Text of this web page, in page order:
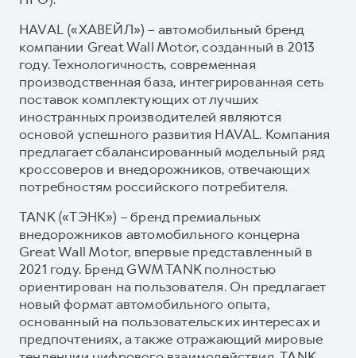
HAVAL («ХАВЕЙЛ») – автомобильный бренд
компании Great Wall Motor, созданный в 2013
году. Технологичность, современная
производственная база, интегрированная сеть
поставок комплектующих от лучших
иностранных производителей являются
основой успешного развития HAVAL. Компания
предлагает сбалансированный модельный ряд
кроссоверов и внедорожников, отвечающих
потребностям российского потребителя.
TANK («ТЭНК») – бренд премиальных
внедорожников автомобильного концерна
Great Wall Motor, впервые представленный в
2021 году. Бренд GWM TANK полностью
ориентирован на пользователя. Он предлагает
новый формат автомобильного опыта,
основанный на пользовательских интересах и
предпочтениях, а также отражающий мировые